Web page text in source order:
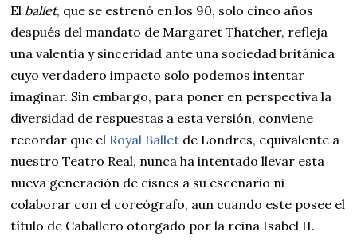
El ballet, que se estrenó en los 90, solo cinco años
después del mandato de Margaret Thatcher, refleja
una valentía y sinceridad ante una sociedad británica
cuyo verdadero impacto solo podemos intentar
imaginar. Sin embargo, para poner en perspectiva la
diversidad de respuestas a esta versión, conviene
recordar que el Royal Ballet de Londres, equivalente a
nuestro Teatro Real, nunca ha intentado llevar esta
nueva generación de cisnes a su escenario ni
colaborar con el coreógrafo, aun cuando este posee el
título de Caballero otorgado por la reina Isabel II.